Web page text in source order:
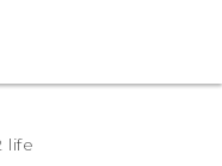
life‎